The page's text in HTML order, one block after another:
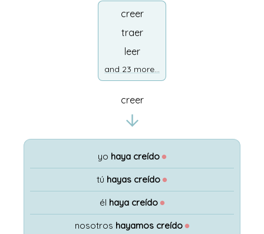
creer
traer
leer
and 23 more...
creer
yo haya creído ●
tú hayas creído ●
él haya creído ●
nosotros hayamos creído ●